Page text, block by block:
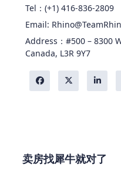
Tel：(+1) 416-836-2809
Email:
Address：#500 – 8300
Canada, L3R 9Y7
卖房找犀牛就对了